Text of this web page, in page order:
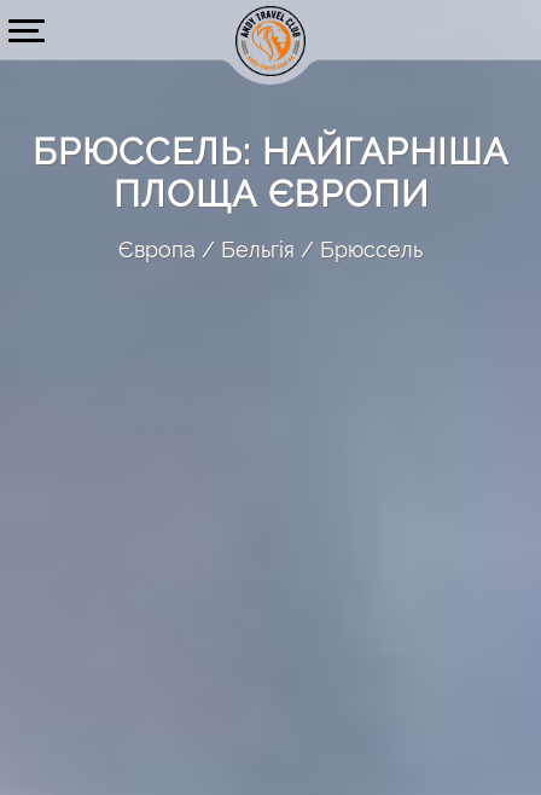
БРЮССЕЛЬ: НАЙГАРНІША
ПЛОЩА ЄВРОПИ
Європа Бельгія Брюссель